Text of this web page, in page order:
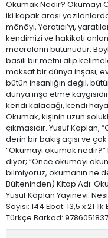
Okumak Nedir? Okumayı
iki kapak arası
mânâyı, Yaratıcı’yı,
kendimizi ve hakikati
mecraların bütünüdür.
basılı bir metni alıp
maksat bir dünya inşası;
bütün insanlığın değil,
dünya inşa etme
kendi kalacağı, kendi
Okumak, kişinin uzun
çıkmasıdır. Yusuf Kaplan,
derin bir bakış açısı ve
“Okumayı okumak
diyor; “Önce okumayı
bilmiyoruz, okumanın ne
Bülteninden) Kitap Adı:
Yusuf Kaplan Yayınevi:
Sayısı: 144 Ebat: 13,5 x 21 İlk
Türkçe Barkod: